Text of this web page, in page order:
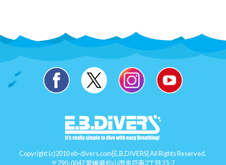
Copyright (c)2010 eb-divers.com[E,B,DIVERS] All Rights Reserved.
〒790-0047 愛媛県松山市余戸南2丁目23-7